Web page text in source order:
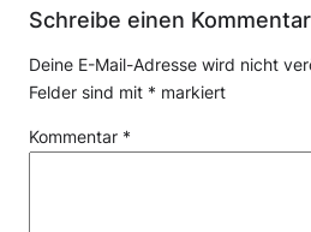
Schreibe einen Kommentar
Deine E-Mail-Adresse wird nicht
Felder sind mit * markiert
Kommentar *